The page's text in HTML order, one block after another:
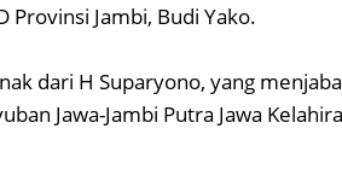
Provinsi Jambi, Budi Yako.
dari H Suparyono, yang
Jawa-Jambi Putra Jawa